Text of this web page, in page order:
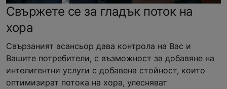
Свържете се за гладък поток на
хора
Свързаният асансьор дава контрола на Вас и
Вашите потребители, с възможност за добавяне на
интелигентни услуги с добавена стойност, които
оптимизират потока на хора, улесняват